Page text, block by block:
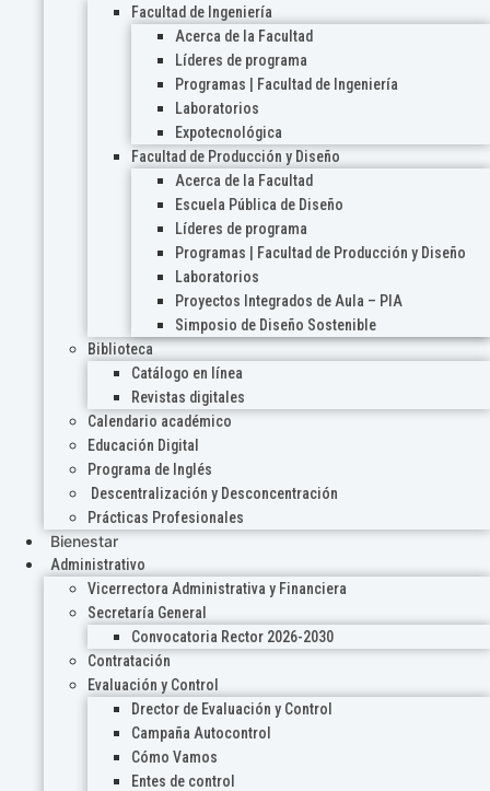
Facultad de Ingeniería
Acerca de la Facultad
Líderes de programa
Programas | Facultad de Ingeniería
Laboratorios
Expotecnológica
Facultad de Producción y Diseño
Acerca de la Facultad
Escuela Pública de Diseño
Líderes de programa
Programas | Facultad de Producción y Diseño
Laboratorios
Proyectos Integrados de Aula – PIA
Simposio de Diseño Sostenible
Biblioteca
Catálogo en línea
Revistas digitales
Calendario académico
Educación Digital
Programa de Inglés
Descentralización y Desconcentración
Prácticas Profesionales
Bienestar
Administrativo
Vicerrectora Administrativa y Financiera
Secretaría General
Convocatoria Rector 2026-2030
Contratación
Evaluación y Control
Drector de Evaluación y Control
Campaña Autocontrol
Cómo Vamos
Entes de control